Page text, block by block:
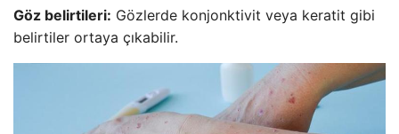
Göz belirtileri: Gözlerde konjonktivit veya keratit gibi
belirtiler ortaya çıkabilir.